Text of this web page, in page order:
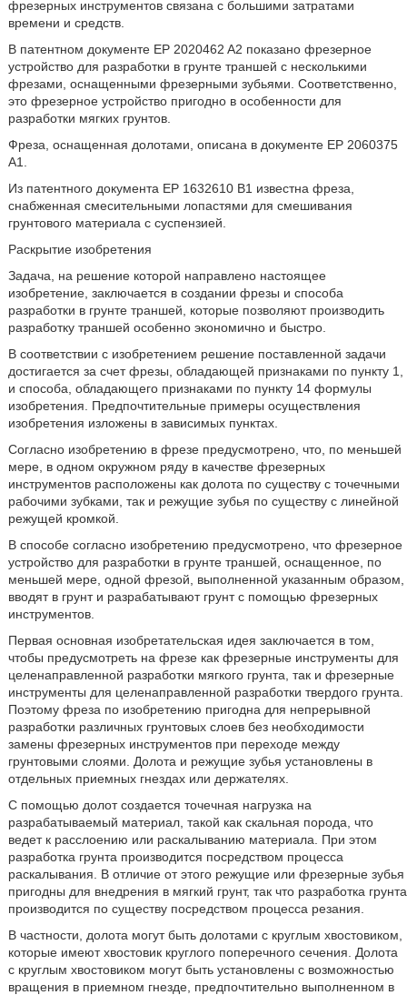
фрезерных инструментов связана с большими затратами
времени и средств.
В патентном документе EP 2020462 A2 показано фрезерное
устройство для разработки в грунте траншей с несколькими
фрезами, оснащенными фрезерными зубьями. Соответственно,
это фрезерное устройство пригодно в особенности для
разработки мягких грунтов.
Фреза, оснащенная долотами, описана в документе EP 2060375
A1.
Из патентного документа EP 1632610 B1 известна фреза,
снабженная смесительными лопастями для смешивания
грунтового материала с суспензией.
Раскрытие изобретения
Задача, на решение которой направлено настоящее
изобретение, заключается в создании фрезы и способа
разработки в грунте траншей, которые позволяют производить
разработку траншей особенно экономично и быстро.
В соответствии с изобретением решение поставленной задачи
достигается за счет фрезы, обладающей признаками по пункту 1,
и способа, обладающего признаками по пункту 14 формулы
изобретения. Предпочтительные примеры осуществления
изобретения изложены в зависимых пунктах.
Согласно изобретению в фрезе предусмотрено, что, по меньшей
мере, в одном окружном ряду в качестве фрезерных
инструментов расположены как долота по существу с точечными
рабочими зубками, так и режущие зубья по существу с линейной
режущей кромкой.
В способе согласно изобретению предусмотрено, что фрезерное
устройство для разработки в грунте траншей, оснащенное, по
меньшей мере, одной фрезой, выполненной указанным образом,
вводят в грунт и разрабатывают грунт с помощью фрезерных
инструментов.
Первая основная изобретательская идея заключается в том,
чтобы предусмотреть на фрезе как фрезерные инструменты для
целенаправленной разработки мягкого грунта, так и фрезерные
инструменты для целенаправленной разработки твердого грунта.
Поэтому фреза по изобретению пригодна для непрерывной
разработки различных грунтовых слоев без необходимости
замены фрезерных инструментов при переходе между
грунтовыми слоями. Долота и режущие зубья установлены в
отдельных приемных гнездах или держателях.
С помощью долот создается точечная нагрузка на
разрабатываемый материал, такой как скальная порода, что
ведет к расслоению или раскалыванию материала. При этом
разработка грунта производится посредством процесса
раскалывания. В отличие от этого режущие или фрезерные зубья
пригодны для внедрения в мягкий грунт, так что разработка грунта
производится по существу посредством процесса резания.
В частности, долота могут быть долотами с круглым хвостовиком,
которые имеют хвостовик круглого поперечного сечения. Долота
с круглым хвостовиком могут быть установлены с возможностью
вращения в приемном гнезде, предпочтительно выполненном в